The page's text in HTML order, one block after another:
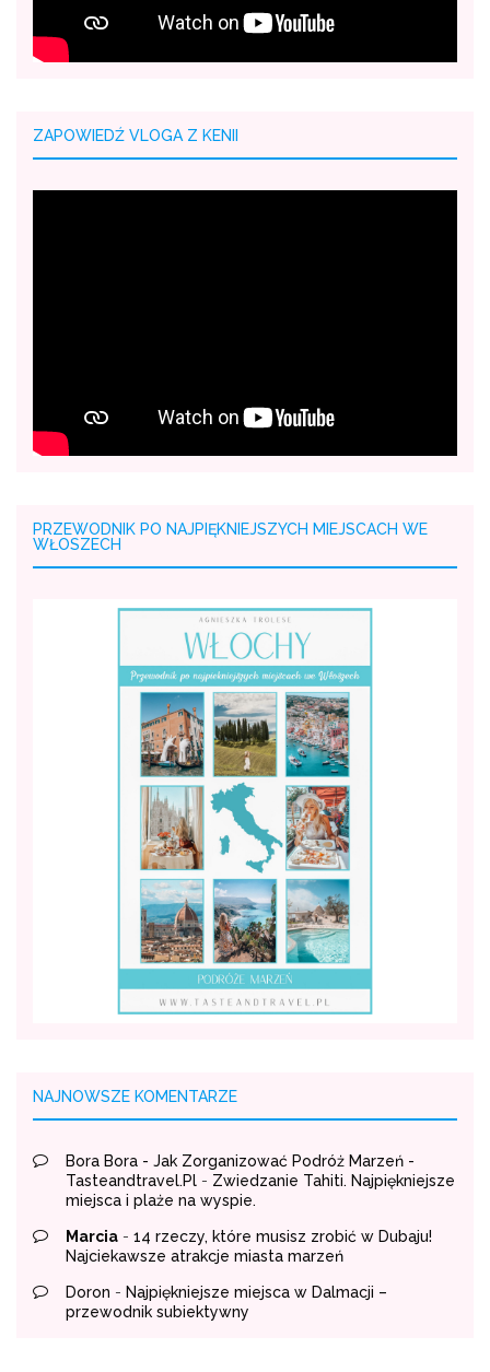
ZAPOWIEDŹ VLOGA Z KENII
PRZEWODNIK PO NAJPIĘKNIEJSZYCH MIEJSCACH WE
WŁOSZECH
NAJNOWSZE KOMENTARZE
Bora Bora - Jak Zorganizować Podróż Marzeń -
Tasteandtravel.pl - Zwiedzanie Tahiti. Najpiękniejsze
miejsca i plaże na wyspie.
Marcia - 14 rzeczy, które musisz zrobić w Dubaju!
Najciekawsze atrakcje miasta marzeń
Doron - Najpiękniejsze miejsca w Dalmacji –
przewodnik subiektywny